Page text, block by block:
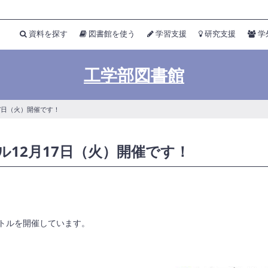
資料を探す 図書館を使う 学習支援 研究支援 学
工学部図書館
（火）開催です！
月17日（火）開催です！
を開催しています。